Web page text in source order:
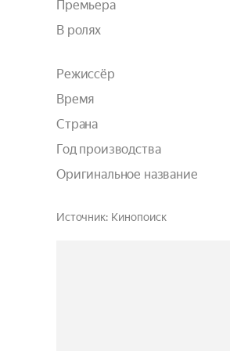
Премьера
В ролях
Режиссёр
Время
Страна
Год производства
Оригинальное название
Источник Кинопоиск